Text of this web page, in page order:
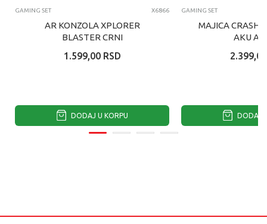
GAMING SET X6866
AR KONZOLA XPLORER
BLASTER CRNI
1.599,00 RSD
DODAJ U KORPU
GAMING SET
MAJICA CRASH
AKU
2.399,00
DODAJ